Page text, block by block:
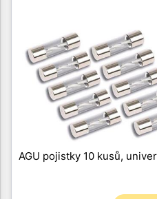
AGU pojistky 10 kusů,